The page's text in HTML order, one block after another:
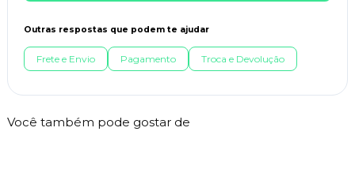
Outras respostas que podem te ajudar
Frete e Envio Pagamento Troca e Devolução
Você também pode gostar de